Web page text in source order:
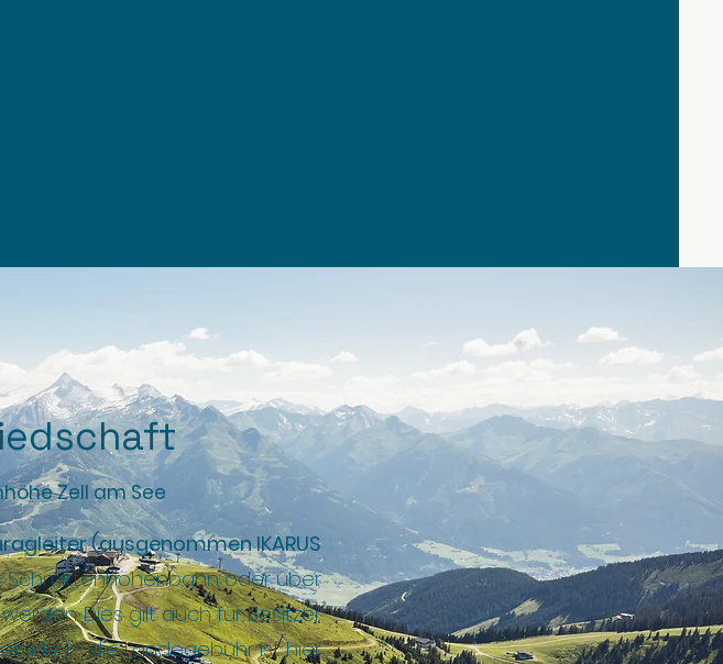
Zell am See
(ausgenommen IKARUS
Schmittenhöhenbahn oder über
Dies gilt auch für Besitzer
- die Landegebühr ist hier